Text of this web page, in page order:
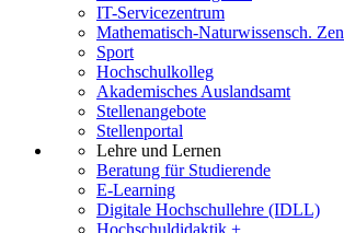
IT-Servicezentrum
Mathematisch-Naturwissensch.
Sport
Hochschulkolleg
Akademisches Auslandsamt
Stellenangebote
Stellenportal
Lehre und Lernen
Beratung für Studierende
E-Learning
Digitale Hochschullehre (IDLL)